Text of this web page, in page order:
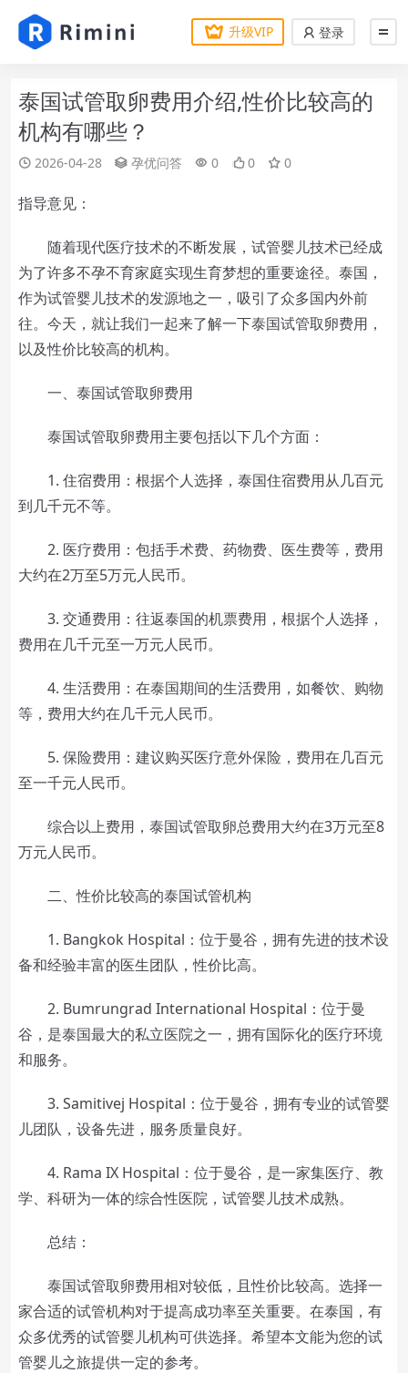
升级VIP 登录
泰国试管取卵费用介绍,性价比较高的
机构有哪些？
2026-04-28 孕优问答 0 0 0
指导意见：
随着现代医疗技术的不断发展，试管婴儿技术已经成
为了许多不孕不育家庭实现生育梦想的重要途径。泰国，
作为试管婴儿技术的发源地之一，吸引了众多国内外前
往。今天，就让我们一起来了解一下泰国试管取卵费用，
以及性价比较高的机构。
一、泰国试管取卵费用
泰国试管取卵费用主要包括以下几个方面：
1. 住宿费用：根据个人选择，泰国住宿费用从几百元
到几千元不等。
2. 医疗费用：包括手术费、药物费、医生费等，费用
大约在2万至5万元人民币。
3. 交通费用：往返泰国的机票费用，根据个人选择，
费用在几千元至一万元人民币。
4. 生活费用：在泰国期间的生活费用，如餐饮、购物
等，费用大约在几千元人民币。
5. 保险费用：建议购买医疗意外保险，费用在几百元
至一千元人民币。
综合以上费用，泰国试管取卵总费用大约在3万元至8
万元人民币。
二、性价比较高的泰国试管机构
1. Bangkok Hospital：位于曼谷，拥有先进的技术设
备和经验丰富的医生团队，性价比高。
2. Bumrungrad International Hospital：位于曼
谷，是泰国最大的私立医院之一，拥有国际化的医疗环境
和服务。
3. Samitivej Hospital：位于曼谷，拥有专业的试管婴
儿团队，设备先进，服务质量良好。
4. Rama IX Hospital：位于曼谷，是一家集医疗、教
学、科研为一体的综合性医院，试管婴儿技术成熟。
总结：
泰国试管取卵费用相对较低，且性价比较高。选择一
家合适的试管机构对于提高成功率至关重要。在泰国，有
众多优秀的试管婴儿机构可供选择。希望本文能为您的试
管婴儿之旅提供一定的参考。